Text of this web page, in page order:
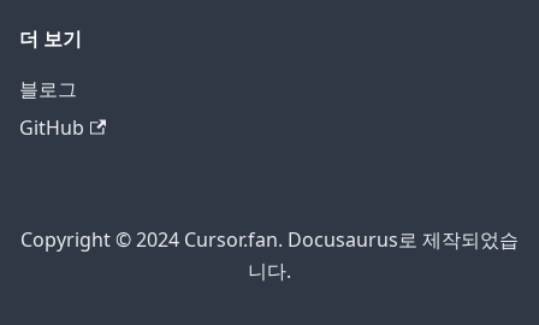
더 보기
블로그
GitHub
Copyright © 2024 Cursor.fan. Docusaurus로 제작되었습
니다.